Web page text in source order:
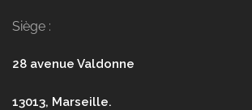
Siège :
28 avenue Valdonne
13013, Marseille.